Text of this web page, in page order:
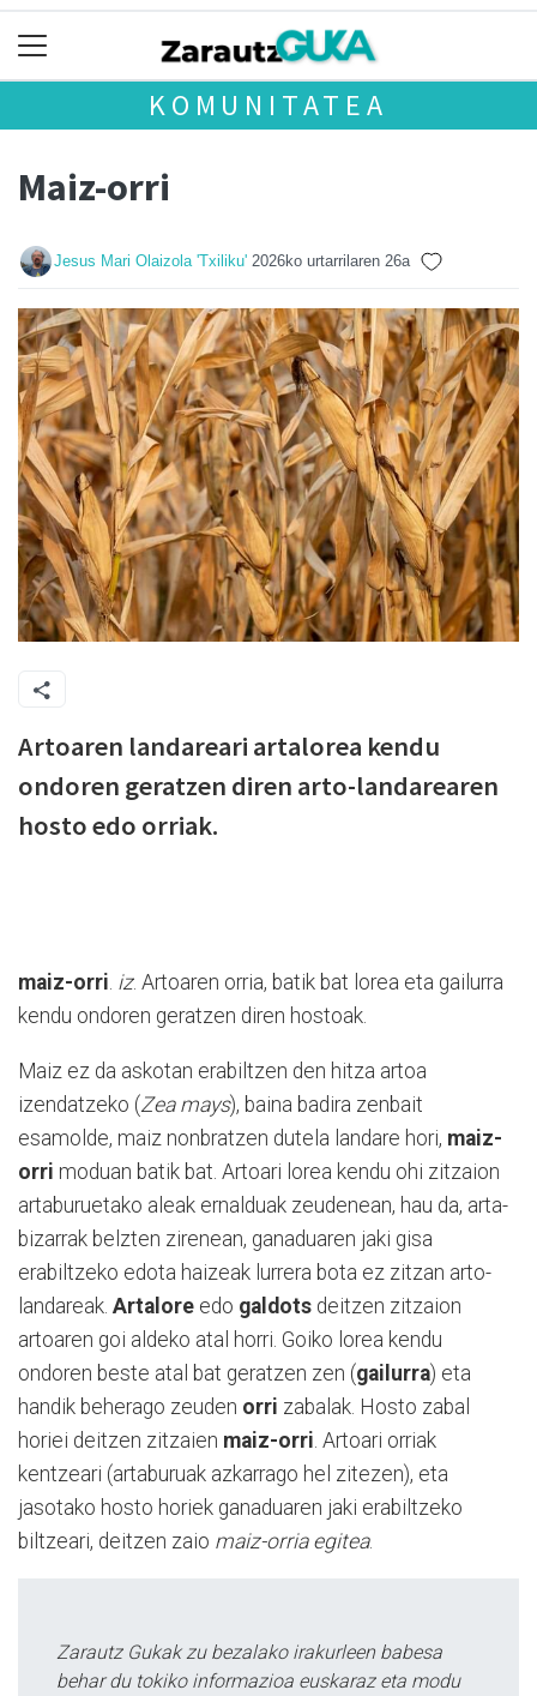
KOMUNITATEA
Maiz-orri
Jesus Mari Olaizola 'Txiliku' 2026ko urtarrilaren 26a
Artoaren landareari artalorea kendu
ondoren geratzen diren arto-landarearen
hosto edo orriak.
maiz-orri. iz. Artoaren orria, batik bat lorea eta gailurra
kendu ondoren geratzen diren hostoak.
Maiz ez da askotan erabiltzen den hitza artoa
izendatzeko (Zea mays), baina badira zenbait
esamolde, maiz nonbratzen dutela landare hori, maiz-
orri moduan batik bat. Artoari lorea kendu ohi zitzaion
artaburuetako aleak ernalduak zeudenean, hau da, arta-
bizarrak belzten zirenean, ganaduaren jaki gisa
erabiltzeko edota haizeak lurrera bota ez zitzan arto-
landareak. Artalore edo galdots deitzen zitzaion
artoaren goi aldeko atal horri. Goiko lorea kendu
ondoren beste atal bat geratzen zen (gailurra) eta
handik beherago zeuden orri zabalak. Hosto zabal
horiei deitzen zitzaien maiz-orri . Artoari orriak
kentzeari (artaburuak azkarrago hel zitezen), eta
jasotako hosto horiek ganaduaren jaki erabiltzeko
biltzeari, deitzen zaio maiz-orria egitea.
Zarautz Gukak zu bezalako irakurleen babesa
behar du tokiko informazioa euskaraz eta modu